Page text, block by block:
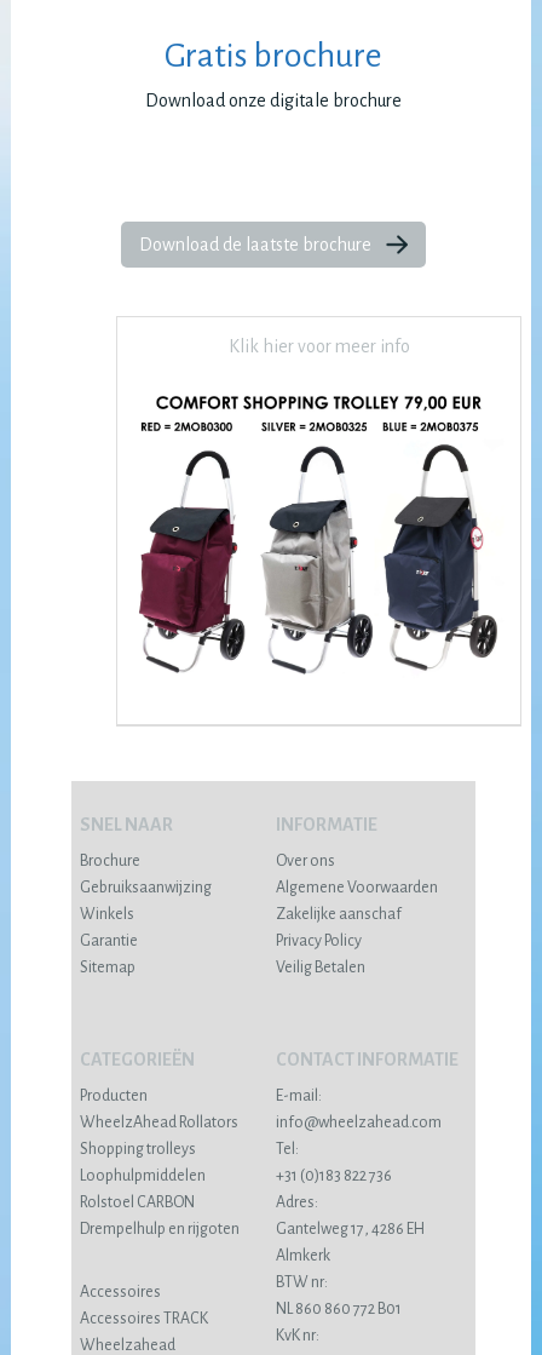
Gratis brochure
Download onze digitale brochure
Download de laatste brochure
Klik hier voor meer info
SNEL NAAR
Brochure
Gebruiksaanwijzing
Winkels
Garantie
Sitemap
INFORMATIE
Over ons
Algemene Voorwaarden
Zakelijke aanschaf
Privacy Policy
Veilig Betalen
CATEGORIEËN
Producten
WheelzAhead Rollators
Shopping trolleys
Loophulpmiddelen
Rolstoel CARBON
Drempelhulp en rijgoten
Accessoires
Accessoires TRACK
Wheelzahead
CONTACT INFORMATIE
E-mail:
info@wheelzahead.com
Tel:
+31 (0)183 822 736
Adres:
Gantelweg 17, 4286 EH
Almkerk
BTW nr:
NL 860 860 772 B01
KvK nr: